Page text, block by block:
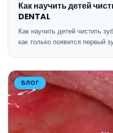
Как научить детей
DENTAL
Как научить детей чистить
как только появится первый
БЛОГ